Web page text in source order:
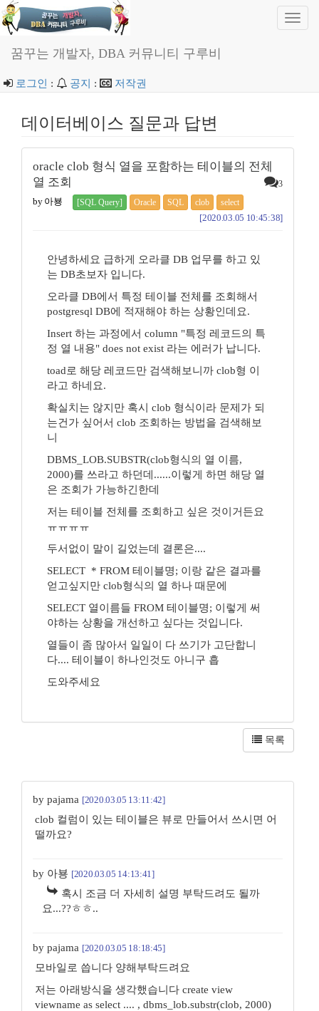
꿈꾸는 개발자, DBA 커뮤니티 구루비
로그인 : 공지 : 저작권
데이터베이스 질문과 답변
oracle clob 형식 열을 포함하는 테이블의 전체
열 조회
3
by 아뵹 [SQL Query] Oracle SQL clob select
[2020.03.05 10:45:38]
안녕하세요 급하게 오라클 DB 업무를 하고 있
는 DB초보자 입니다.
오라클 DB에서 특정 테이블 전체를 조회해서
postgresql DB에 적재해야 하는 상황인데요.
Insert 하는 과정에서 column "특정 레코드의 특
정 열 내용" does not exist 라는 에러가 납니다.
toad로 해당 레코드만 검색해보니까 clob형 이
라고 하네요.
확실치는 않지만 혹시 clob 형식이라 문제가 되
는건가 싶어서 clob 조회하는 방법을 검색해보
니
DBMS_LOB.SUBSTR(clob형식의 열 이름,
2000)를 쓰라고 하던데......이렇게 하면 해당 열
은 조회가 가능하긴한데
저는 테이블 전체를 조회하고 싶은 것이거든요
ㅠㅠㅠㅠ
두서없이 말이 길었는데 결론은....
SELECT * FROM 테이블명; 이랑 같은 결과를
얻고싶지만 clob형식의 열 하나 때문에
SELECT 열이름들 FROM 테이블명; 이렇게 써
야하는 상황을 개선하고 싶다는 것입니다.
열들이 좀 많아서 일일이 다 쓰기가 고단합니
다.... 테이블이 하나인것도 아니구 흡
도와주세요
목록
by pajama [2020.03.05 13:11:42]
clob 컬럼이 있는 테이블은 뷰로 만들어서 쓰시면 어
떨까요?
by 아뵹 [2020.03.05 14:13:41]
혹시 조금 더 자세히 설명 부탁드려도 될까
요...??ㅎㅎ..
by pajama [2020.03.05 18:18:45]
모바일로 씁니다 양해부탁드려요
저는 아래방식을 생각했습니다 create view
viewname as select .... , dbms_lob.substr(clob, 2000)